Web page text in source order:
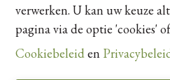
verwerken. U kan uw keuze
pagina via de optie 'cookies'
Cookiebeleiden